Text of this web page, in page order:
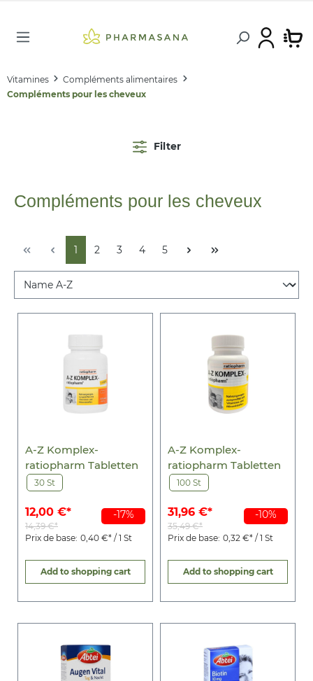
Vitamines
Compléments alimentaires
Compléments pour les cheveux
Filter
Compléments pour les cheveux
1 2 3 4 5
-17%
A-Z Komplex-
ratiopharm Tabletten
30 St
12,00 €*
14,39 €*
Prix de base: 0,40 €* / 1 St
Add to shopping cart
-10%
A-Z Komplex-
ratiopharm Tabletten
100 St
31,96 €*
35,49 €*
Prix de base: 0,32 €* / 1 St
Add to shopping cart